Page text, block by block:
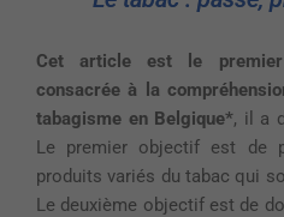
Cet article est le
consacrée à la
tabagisme en Belgique*, il a
Le premier objectif est de
produits variés du tabac qui
Le deuxième objectif est de